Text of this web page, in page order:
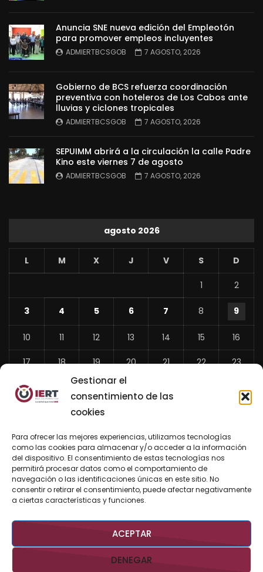
Gestionar el
consentimiento de las
cookies
Para ofrecer las mejores experiencias, utilizamos tecnologías
como las cookies para almacenar y/o acceder a la información
del dispositivo. El consentimiento de estas tecnologías nos
permitirá procesar datos como el comportamiento de
navegación o las identificaciones únicas en este sitio. No
consentir o retirar el consentimiento, puede afectar negativamente
a ciertas características y funciones.
ACEPTAR
DENEGAR
Anuncia SNE nueva edición del Empleotón
para promover empleos incluyentes
ADMIERTBCSGOB 7 AGOSTO, 2026
Gobierno de BCS refuerza coordinación
preventiva con hoteleros de Los Cabos ante
lluvias y ciclones tropicales
ADMIERTBCSGOB 7 AGOSTO, 2026
SEPUIMM abrirá a la circulación la calle Padre
Kino este viernes 7 de agosto
ADMIERTBCSGOB 7 AGOSTO, 2026
agosto 2026
L M X J V S D
1 2
3 4 5 6 7 8 9
10 11 12 13 14 15 16
17 18 19 20 21 22 23
24 26 27
«
Jul
BUSCAR AHORA